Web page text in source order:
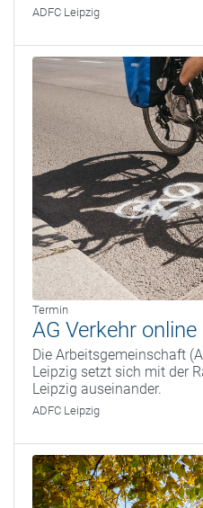
ADFC Leipzig
Termin
AG Verkehr online
Die Arbeitsgemeinschaft
Leipzig setzt sich mit der
Leipzig auseinander.
ADFC Leipzig